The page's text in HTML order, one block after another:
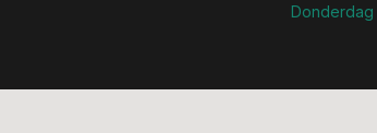
Donderdag